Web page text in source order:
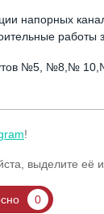
напорных
работы
№5, №8,№
!
выделите её
0